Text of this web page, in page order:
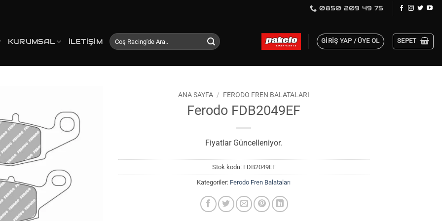
0850 209 49 75
KURUMSAL İLETIŞIM Ara: GIRIŞ YAP / ÜYE OL SEPET
Favorilerime
Ekle
ANA SAYFA / FERODO FREN BALATALARI
Ferodo FDB2049EF
Fiyatlar Güncelleniyor.
Stok kodu: FDB2049EF
Kategoriler: Ferodo Fren Balataları